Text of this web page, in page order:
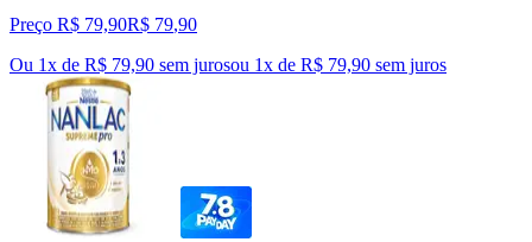
Preço R$ 79,90R$ 79,90
Ou 1x de R$ 79,90 sem jurosou 1x de R$ 79,90 sem juros